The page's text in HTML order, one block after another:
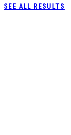
SEE ALL RESULTS